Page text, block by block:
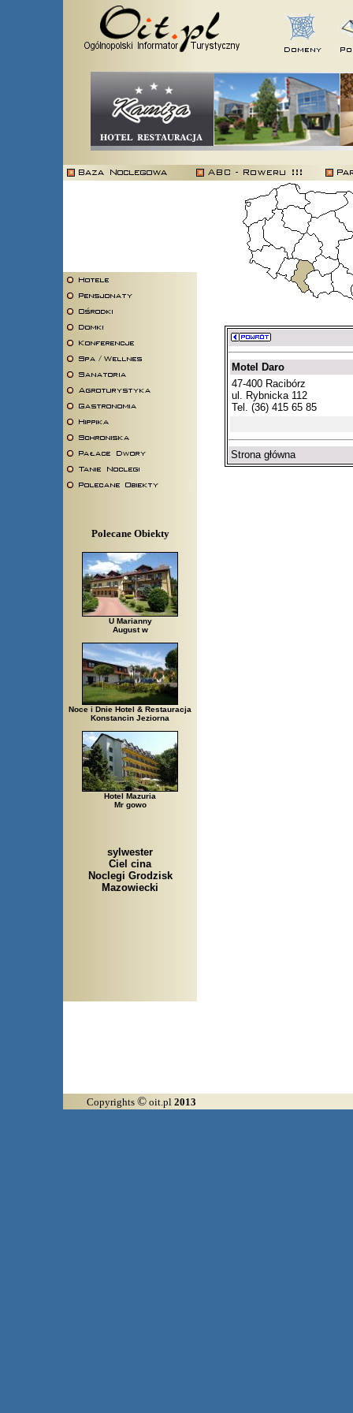
Polecane Obiekty
U Marianny
August w
Noce i Dnie Hotel & Restauracja
Konstancin Jeziorna
Hotel Mazuria
Mr gowo
sylwester
Ciel cina
Noclegi Grodzisk
Mazowiecki
Motel Daro
47-400 Racibórz
ul. Rybnicka 112
Tel. (36) 415 65 85
Strona główna
Copyrights © oit.pl 2013